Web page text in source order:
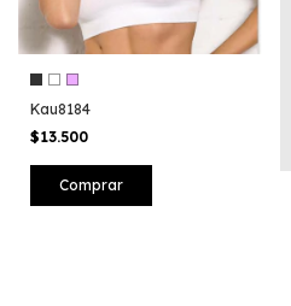
Kau8184
$13.500
Comprar